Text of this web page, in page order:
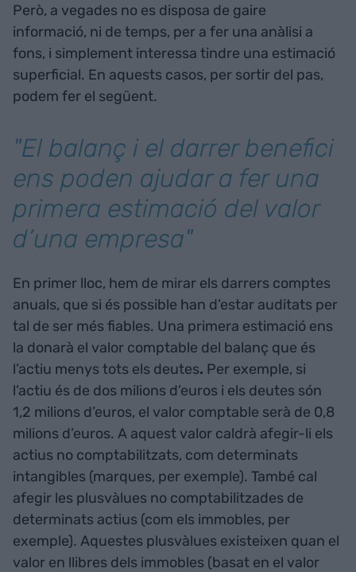
Però, a vegades no es disposa de gaire
informació, ni de temps, per a fer una anàlisi a
fons, i simplement interessa tindre una estimació
superficial. En aquests casos, per sortir del pas,
podem fer el següent.
"El balanç i el darrer benefici
ens poden ajudar a fer una
primera estimació del valor
d’una empresa"
En primer lloc, hem de mirar els darrers comptes
anuals, que si és possible han d’estar auditats per
tal de ser més fiables. Una primera estimació ens
la donarà el valor comptable del balanç que és
l’actiu menys tots els deutes. Per exemple, si
l’actiu és de dos milions d’euros i els deutes són
1,2 milions d’euros, el valor comptable serà de 0,8
milions d’euros. A aquest valor caldrà afegir-li els
actius no comptabilitzats, com determinats
intangibles (marques, per exemple). També cal
afegir les plusvàlues no comptabilitzades de
determinats actius (com els immobles, per
exemple). Aquestes plusvàlues existeixen quan el
valor en llibres dels immobles (basat en el valor